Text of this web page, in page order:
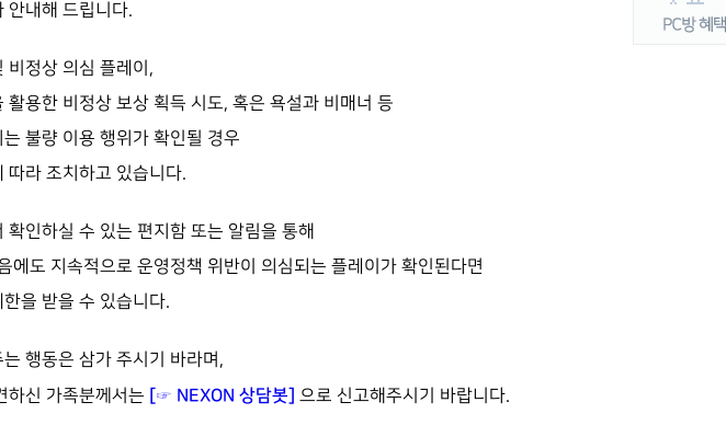
안내해 드립니다.
비정상 의심 플레이,
활용한 비정상 보상 획득 시도, 혹은 욕설과 비매너 등
불량 이용 행위가 확인될 경우
따라 조치하고 있습니다.
확인하실 수 있는 편지함 또는 알림을 통해
에도 지속적으로 운영정책 위반이 의심되는 플레이가 확인된다면
을 받을 수 있습니다.
행동은 삼가 주시기 바라며,
하신 가족분께서는 [☞ NEXON 상담봇] 으로 신고해주시기 바랍니다.